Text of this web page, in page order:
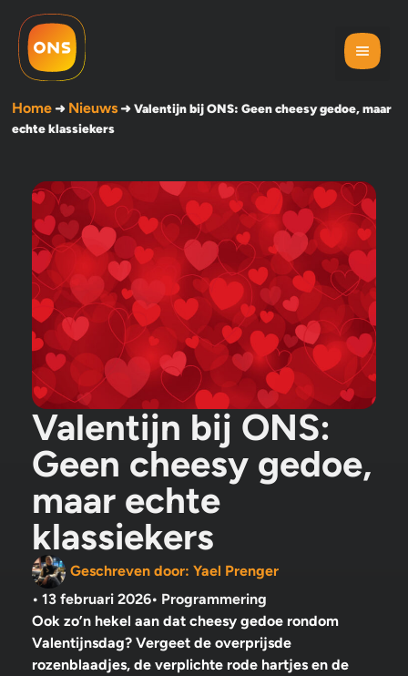
Home➜ Nieuws➜Valentijn bij ONS: Geen cheesy gedoe, maar
echte klassiekers
Valentijn bij ONS:
Geen cheesy gedoe,
maar echte
klassiekers
Geschreven door: Yael Prenger
• 13 februari 2026• Programmering
Ook zo’n hekel aan dat cheesy gedoe rondom
Valentijnsdag? Vergeet de overprijsde
rozenblaadjes, de verplichte rode hartjes en de